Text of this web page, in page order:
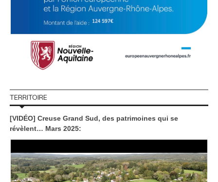
TERRITOIRE
[VIDÉO] Creuse Grand Sud, des patrimoines qui se
révèlent… Mars 2025: